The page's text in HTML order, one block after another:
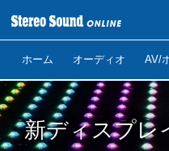
ホーム オーディオ AV/
新ディスプレ